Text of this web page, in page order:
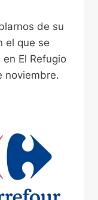
de su
el que se
El Refugio
noviembre.